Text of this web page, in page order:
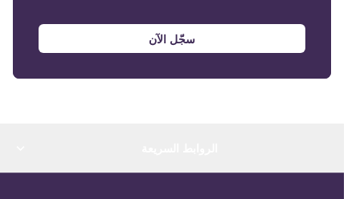
سجّل الآن